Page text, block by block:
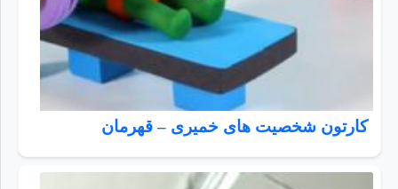
کارتون شخصیت های خمیری – قهرمان